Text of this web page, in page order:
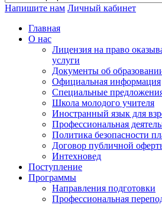
Напишите нам Личный кабинет
Главная
О нас
Лицензия на право
услуги
Документы об
Официальная информация
Специальные
Школа молодого учителя
Иностранный язык для
Профессиональная
Политика безопасности
Договор публичной
Интехновед
Поступление
Программы
Направления подготовки
Профессиональная